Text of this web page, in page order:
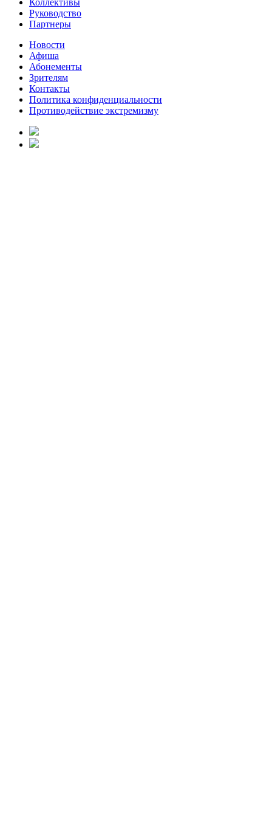
Руководство
Партнеры
Новости
Афиша
Абонементы
Зрителям
Контакты
Политика конфиденциальности
Противодействие экстремизму